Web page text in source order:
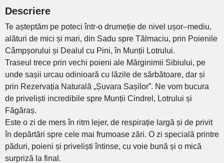
Descriere
Te așteptăm pe poteci într-o drumeție de nivel ușor–mediu,
alături de mici și mari, din Sadu spre Tălmaciu, prin Poienile
Câmpșorului și Dealul cu Pini, în Munții Lotrului.
Traseul trece prin vechi poieni ale Mărginimii Sibiului, pe
unde sașii urcau odinioară cu lăzile de sărbătoare, dar și
prin Rezervația Naturală „Șuvara Sașilor”. Ne vom bucura
de priveliști incredibile spre Munții Cindrel, Lotrului și
Făgăraș.
Este o zi de mers în ritm lejer, de respirație largă și de privit
în depărtări spre cele mai frumoase zări. O zi specială printre
păduri, poieni și priveliști întinse, cu voie bună și o mică
surpriză la final.